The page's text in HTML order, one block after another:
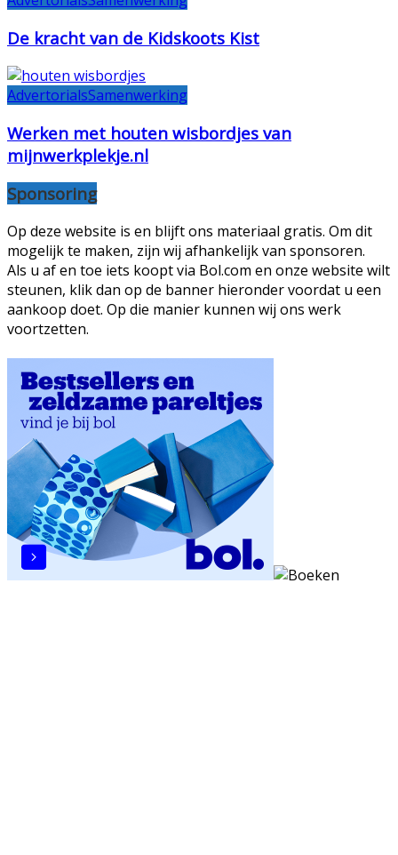
De kracht van de Kidskoots Kist
AdvertorialsSamenwerking
Werken met houten wisbordjes van
mijnwerkplekje.nl
Sponsoring
Op deze website is en blijft ons materiaal gratis. Om dit
mogelijk te maken, zijn wij afhankelijk van sponsoren.
Als u af en toe iets koopt via Bol.com en onze website wilt
steunen, klik dan op de banner hieronder voordat u een
aankoop doet. Op die manier kunnen wij ons werk
voortzetten.